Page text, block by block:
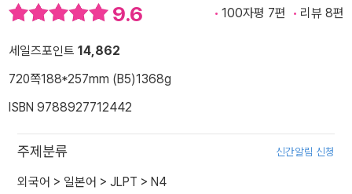
9.6 100자평 7편 리뷰 8편
세일즈포인트 14,862
720쪽188*257mm (B5)1368g
ISBN 9788927712442
주제분류 신간알림 신청
외국어 > 일본어 > JLPT > N4